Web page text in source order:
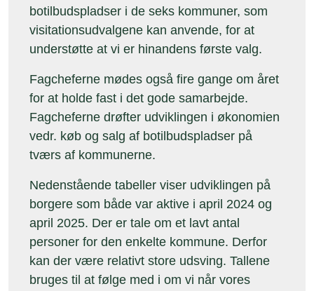
botilbudspladser i de seks kommuner, som
visitationsudvalgene kan anvende, for at
understøtte at vi er hinandens første valg.
Fagcheferne mødes også fire gange om året
for at holde fast i det gode samarbejde.
Fagcheferne drøfter udviklingen i økonomien
vedr. køb og salg af botilbudspladser på
tværs af kommunerne.
Nedenstående tabeller viser udviklingen på
borgere som både var aktive i april 2024 og
april 2025. Der er tale om et lavt antal
personer for den enkelte kommune. Derfor
kan der være relativt store udsving. Tallene
bruges til at følge med i om vi når vores